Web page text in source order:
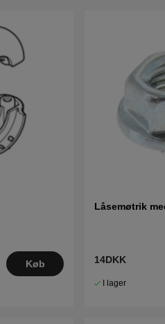
Køb
Låsemøtrik
14DKK
I lager